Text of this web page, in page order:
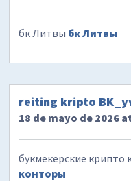
бк Литвы бк Литвы
reiting kripto
18 de mayo de 2026
букмекерские крипто
конторы